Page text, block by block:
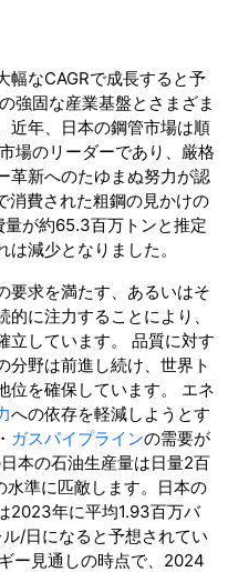
幅なCAGRで成長すると予
強固な産業基盤とさまざま
近年、日本の鋼管市場は順
場のリーダーであり、厳格
革新へのたゆまぬ努力が認
消費された粗鋼の見かけの
が約65.3百万トンと推定
減少となりました。
要求を満たす、あるいはそ
に注力することにより、
立しています。 品質に対す
分野は前進し続け、世界ト
位を確保しています。 エネ
への依存を軽減しようとす
ガスパイプラインの需要が
本の石油生産量は日量2百
準に匹敵します。日本の
2023年に平均1.93百万バ
/日になると予想されてい
ー見通しの時点で、2024